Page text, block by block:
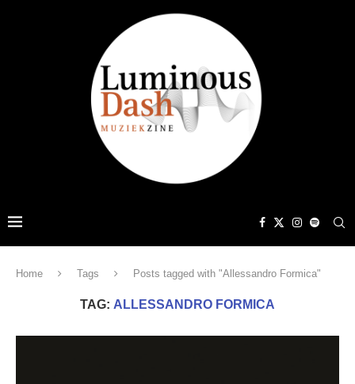
Home Tags Posts tagged with "Allessandro Formica"
TAG: ALLESSANDRO FORMICA